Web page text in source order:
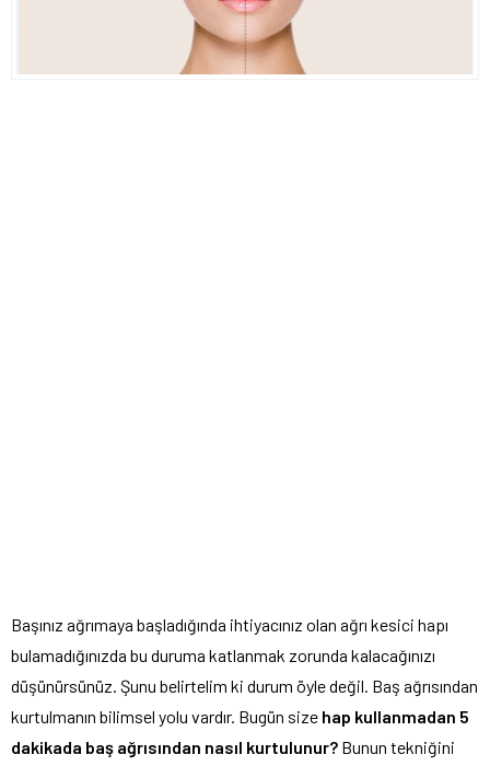
Başınız ağrımaya başladığında ihtiyacınız olan ağrı kesici hapı
bulamadığınızda bu duruma katlanmak zorunda kalacağınızı
düşünürsünüz. Şunu belirtelim ki durum öyle değil. Baş ağrısından
kurtulmanın bilimsel yolu vardır. Bugün size hap kullanmadan 5
dakikada baş ağrısından nasıl kurtulunur? Bunun tekniğini